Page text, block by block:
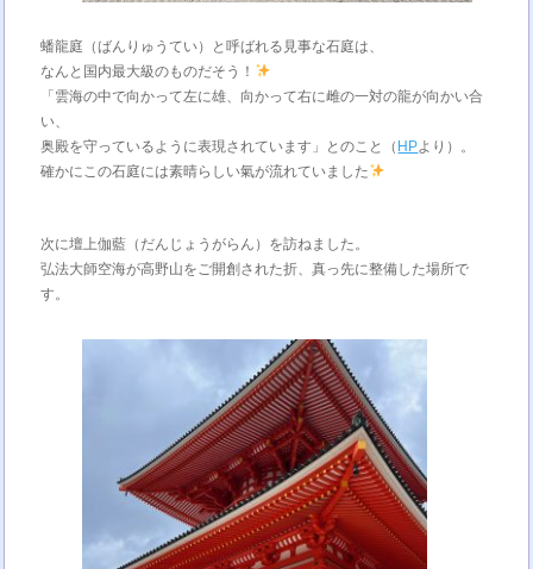
蟠龍庭（ばんりゅうてい）と呼ばれる見事な石庭は、
なんと国内最大級のものだそう！
「雲海の中で向かって左に雄、向かって右に雌の一対の龍が向かい合
い、
奥殿を守っているように表現されています」とのこと（ HPより）。
確かにこの石庭には素晴らしい氣が流れていました
次に壇上伽藍（だんじょうがらん）を訪ねました。
弘法大師空海が高野山をご開創された折、真っ先に整備した場所で
す。